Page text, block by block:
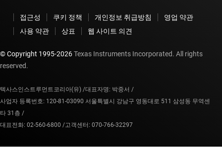
접근성 쿠키 정책 개인정보 취급방침
영업 약관
사용 약관
상표 웹 사이트 의견
© Copyright 1995-2026Texas Instruments Incorporated. All rights
reserved.
텍사스인스트루먼트코리아(유) /대표자명: 박중서 /
사업자 등록번호: 120-81-03090 서울특별시 강남구 영동대로 511 삼성동 무역센
타 31층 /
대표전화: 02-560-6800 /고객센터: 070-766-32297